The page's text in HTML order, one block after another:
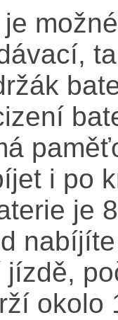
i po
je
jízdě,
okolo